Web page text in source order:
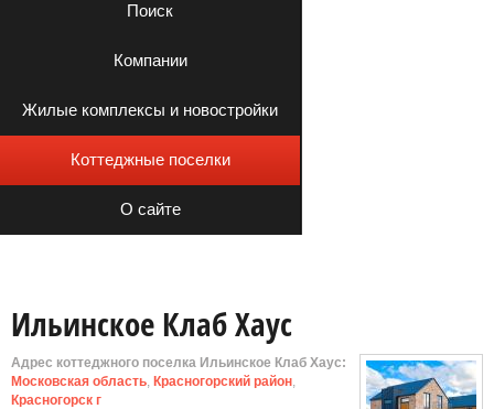
Поиск
Компании
Жилые комплексы и новостройки
Коттеджные поселки
О сайте
Ильинское Клаб Хаус
Адрес коттеджного поселка Ильинское Клаб Хаус:
Московская область, Красногорский район,
Красногорск г